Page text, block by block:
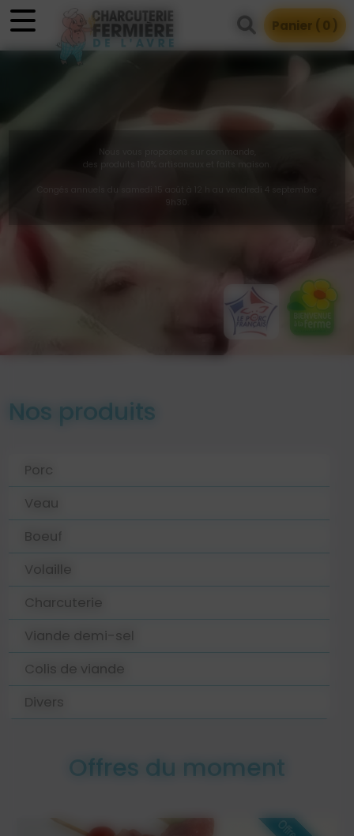
Panneau de gestion des cookies
Panier ( 0 )
Nous vous proposons sur commande,
des produits 100% artisanaux et faits maison.
Nos produits
Porc
Veau
Boeuf
Volaille
Charcuterie
Viande demi-sel
Colis de viande
Divers
Offres du moment